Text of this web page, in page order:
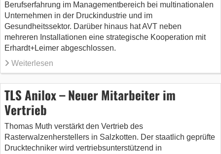
Berufserfahrung im Managementbereich bei multinationalen
Unternehmen in der Druckindustrie und im
Gesundheitssektor. Darüber hinaus hat AVT neben
mehreren Installationen eine strategische Kooperation mit
Erhardt+Leimer abgeschlossen.
Weiterlesen
TLS Anilox – Neuer Mitarbeiter im
Vertrieb
Thomas Muth verstärkt den Vertrieb des
Rasterwalzenherstellers in Salzkotten. Der staatlich geprüfte
Drucktechniker wird vertriebsunterstützend in